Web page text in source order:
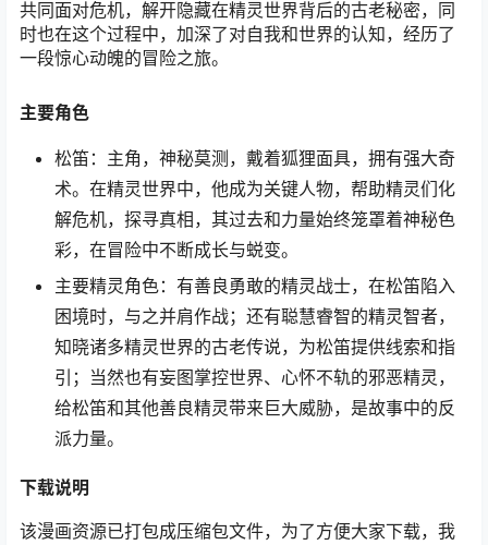
共同面对危机，解开隐藏在精灵世界背后的古老秘密，同
时也在这个过程中，加深了对自我和世界的认知，经历了
一段惊心动魄的冒险之旅。​
主要角色
松笛：主角，神秘莫测，戴着狐狸面具，拥有强大奇
术。在精灵世界中，他成为关键人物，帮助精灵们化
解危机，探寻真相，其过去和力量始终笼罩着神秘色
彩，在冒险中不断成长与蜕变。​
主要精灵角色：有善良勇敢的精灵战士，在松笛陷入
困境时，与之并肩作战；还有聪慧睿智的精灵智者，
知晓诸多精灵世界的古老传说，为松笛提供线索和指
引；当然也有妄图掌控世界、心怀不轨的邪恶精灵，
给松笛和其他善良精灵带来巨大威胁，是故事中的反
派力量。
下载说明
该漫画资源已打包成压缩包文件，为了方便大家下载，我